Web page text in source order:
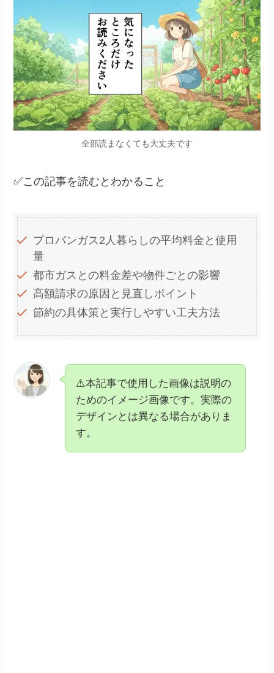
全部読まなくても大丈夫です
✅この記事を読むとわかること
プロパンガス2人暮らしの平均料金と使用
量
都市ガスとの料金差や物件ごとの影響
高額請求の原因と見直しポイント
節約の具体策と実行しやすい工夫方法
⚠️本記事で使用した画像は説明の
ためのイメージ画像です。実際の
デザインとは異なる場合がありま
す。